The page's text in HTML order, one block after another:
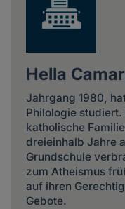
Hella
Jahrgang 1980,
Philologie
katholische
dreieinhalb Jahre
Grundschule
zum Atheismus
auf ihren
Gebote.